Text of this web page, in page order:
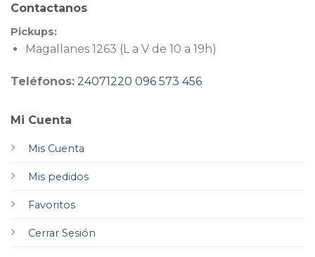
Mi Cuenta
Mis Cuenta
Mis pedidos
Favoritos
Cerrar Sesión
Contactanos
Pickups:
Magallanes 1263 (L a V de 10 a 19h)
Teléfonos: 24071220 096 573 456